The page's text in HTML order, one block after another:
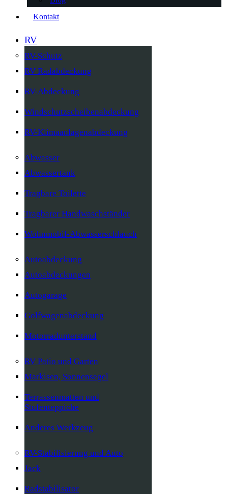
Kontakt
RV
RV-Schutz
RV Radabdeckung
RV-Abdeckung
Windschutzscheibenabdeckung
RV-Klimaanlagenabdeckung
Abwasser
Abwassertank
Tragbare Toilette
Tragbarer Handwaschständer
Wohnmobil-Abwasserschlauch
Autoabdeckung
Autoabdeckungen
Autogarage
Golfwagenabdeckung
Motorradunterstand
RV Patio und Garten
Markisen, Sonnensegel
Terrassenmatten und
Stufenteppiche
Anderes Werkzeug
RV-Stabilisierung und Auto
Jack
Radstabilisator